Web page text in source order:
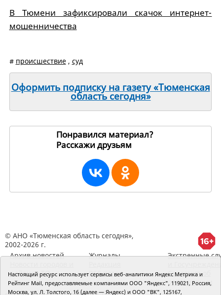
В Тюмени зафиксировали скачок интернет-
мошенничества
# происшествие, суд
Оформить подписку на газету «Тюменская
область сегодня»
Понравился материал?
Расскажи друзьям
© АНО «Тюменская область сегодня»,
2002-2026 г.
Архив новостей
районов ТО
Журналы
RSS поток
Экстренные
Сведения об
организации
Настоящий ресурс использует сервисы веб-аналитики Яндекс Метрика и
Рейтинг Mail, предоставляемые компаниями ООО "Яндекс", 119021, Россия,
Москва, ул. Л. Толстого, 16 (далее — Яндекс) и ООО "ВК", 125167,